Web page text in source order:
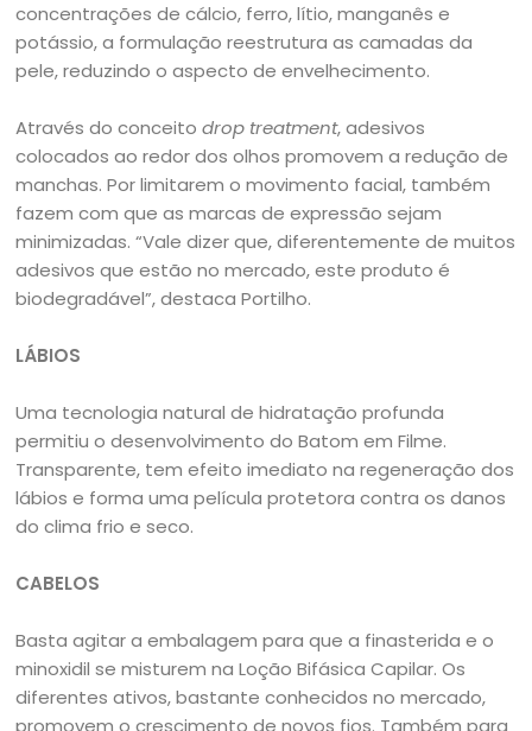
concentrações de cálcio, ferro, lítio, manganês e
potássio, a formulação reestrutura as camadas da
pele, reduzindo o aspecto de envelhecimento.
Através do conceitodrop treatment, adesivos
colocados ao redor dos olhos promovem a redução de
manchas. Por limitarem o movimento facial, também
fazem com que as marcas de expressão sejam
minimizadas. “Vale dizer que, diferentemente de muitos
adesivos que estão no mercado, este produto é
biodegradável”, destaca Portilho.
LÁBIOS
Uma tecnologia natural de hidratação profunda
permitiu o desenvolvimento do Batom em Filme.
Transparente, tem efeito imediato na regeneração dos
lábios e forma uma película protetora contra os danos
do clima frio e seco.
CABELOS
Basta agitar a embalagem para que a finasterida e o
minoxidil se misturem na Loção Bifásica Capilar. Os
diferentes ativos, bastante conhecidos no mercado,
promovem o crescimento de novos fios. Também para